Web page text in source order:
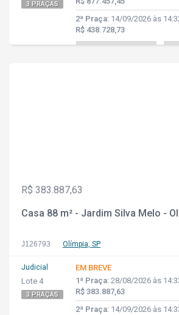
3 PRAÇAS
2ª Praça: 14/09/2026 às
R$ 438.728,73
R$ 383.887,63
Casa 88 m² - Jardim Silva Melo -
J126793 Olímpia, SP
Judicial
Lote 4
3 PRAÇAS
EM BREVE
1ª Praça: 28/08/2026 às
R$ 383.887,63
2ª Praça: 14/09/2026 às